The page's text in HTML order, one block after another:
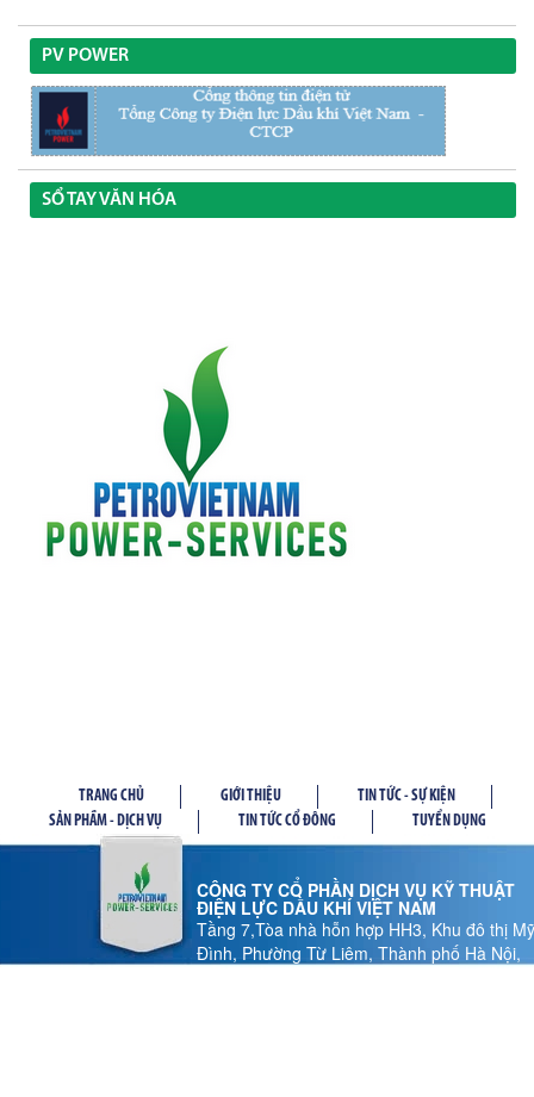
PV POWER
SỔ TAY VĂN HÓA
TRANG CHỦ GIỚI THIỆU
TIN TỨC - SỰ KIỆN
SẢN PHẦM - DỊCH VỤ
TIN TỨC CỔ ĐÔNG TUYỂN DỤNG
CÔNG TY CỔ PHẦN DỊCH VỤ KỸ THUẬT
ĐIỆN LỰC DẦU KHÍ VIỆT NAM
Tầng 7,Tòa nhà hỗn hợp HH3, Khu đô thị Mỹ
Đình, Phường Từ Liêm, Thành phố Hà Nội,